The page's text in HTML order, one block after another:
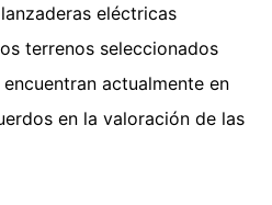
eléctricas
terrenos seleccionados
actualmente en
en la valoración de las